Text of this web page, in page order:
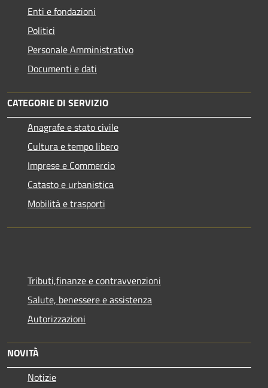
Enti e fondazioni
Politici
Personale Amministrativo
Documenti e dati
CATEGORIE DI SERVIZIO
Anagrafe e stato civile
Cultura e tempo libero
Imprese e Commercio
Catasto e urbanistica
Mobilità e trasporti
Tributi,finanze e contravvenzioni
Salute, benessere e assistenza
Autorizzazioni
NOVITÀ
Notizie